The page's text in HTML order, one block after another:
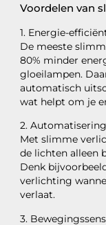
Voordelen van
1. Energie-
De meeste
80% minder
gloeilampen.
automatisch
wat helpt om je
2. Automatisering
Met slimme
de lichten alleen
Denk
verlichting
verlaat.
3.